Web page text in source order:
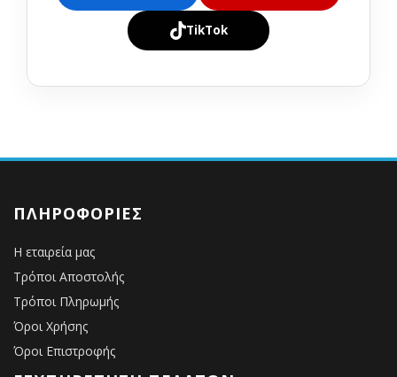
TikTok
ΠΛΗΡΟΦΟΡΊΕΣ
Η εταιρεία μας
Τρόποι Αποστολής
Τρόποι Πληρωμής
Όροι Χρήσης
Όροι Επιστροφής